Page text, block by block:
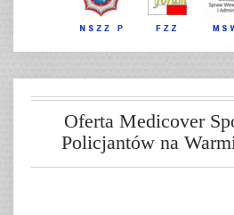
Oferta Medicover
Policjantów na